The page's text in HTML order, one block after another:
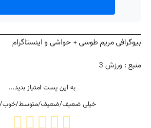
بیوگرافی مریم طوسی + حواشی و اینستاگرام
منبع : ورزش 3
به این پست امتیاز بدید...
خیلی ضعیف/ضعیف/متوسط/خوب/